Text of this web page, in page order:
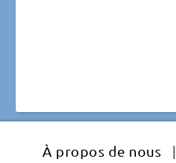
À propos de nous |